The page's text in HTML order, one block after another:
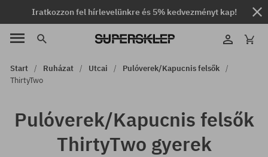
Iratkozzon fel hírlevelünkre és 5% kedvezményt kap!
Start Ruházat Utcai
Pulóverek/Kapucnis felsők
ThirtyTwo
Pulóverek/Kapucnis felsők
ThirtyTwo gyerek